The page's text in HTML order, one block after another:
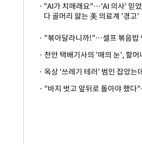
"AI가 치매래요"…'AI 의사' 믿었
다 골머리 앓는 美 의료계 '경고'